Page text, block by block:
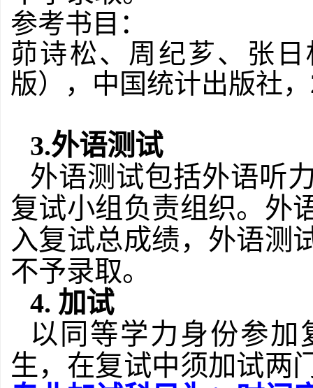
参考书目：
茆诗松、周纪芗、张
版），中国统计出版社，
3.外语测试
外语测试包括外语听
复试小组负责组织。外
入复试总成绩，外语测
不予录取。
4. 加试
以同等学力身份参
生，在复试中须加试两